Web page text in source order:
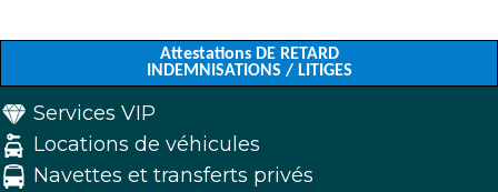
Attestations DE RETARD
INDEMNISATIONS / LITIGES
Services VIP
Locations de véhicules
Navettes et transferts privés